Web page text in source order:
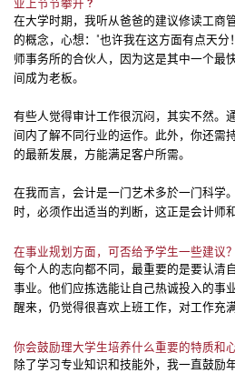
业上节节攀升 ?
在大学时期，我听从爸爸的建议修读工商
的概念，心想："也许我在这方面有点天
师事务所的合伙人，因为这是其中一个最
间成为老板。
有些人觉得审计工作很沉闷，其实不然。
间内了解不同行业的运作。此外，你还需
的最新发展，方能满足客户所需。
在我而言，会计是一门艺术多於一门科学
时，必须作出适当的判断，这正是会计师
在事业规划方面，可否给予学生一些建议？
每个人的志向都不同，最重要的是要认清
事业。他们应拣选能让自己热诚投入的事
醒来，仍觉得很喜欢上班工作，对工作充满
你会鼓励理大学生培养什么重要的特质和心
除了学习专业知识和技能外，我一直鼓励